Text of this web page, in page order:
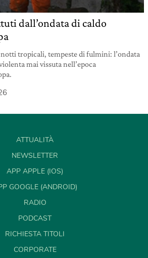
dall’ondata di caldo
tropicali, tempeste di fulmini: l’ondata
mai vissuta nell’epoca
ATTUALITÀ
NEWSLETTER
APP APPLE (IOS)
GOOGLE (ANDROID)
RADIO
PODCAST
RICHIESTA TITOLI
CORPORATE